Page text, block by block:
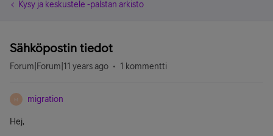
Kysy ja keskustele -palstan arkisto
Sähköpostin tiedot
Forum|Forum|11 years ago 1 kommentti
M migration
Hej,